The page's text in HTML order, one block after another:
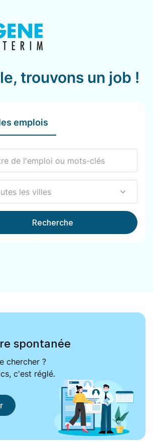
trouvons un job !
emplois
Recherche
spontanée
chercher ?
c'est réglé.